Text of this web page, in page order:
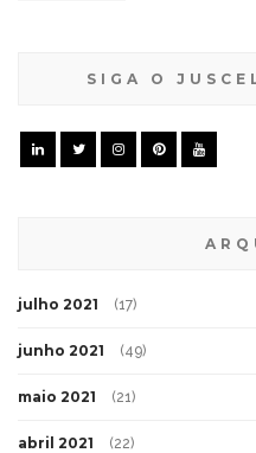
SIGA O
julho 2021 (17)
junho 2021 (49)
maio 2021 (21)
abril 2021 (22)